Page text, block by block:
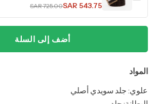
SAR 543.75
SAR 725.00
أضف إلى السلة
المواد
علوي: جلد سويدي أصلي